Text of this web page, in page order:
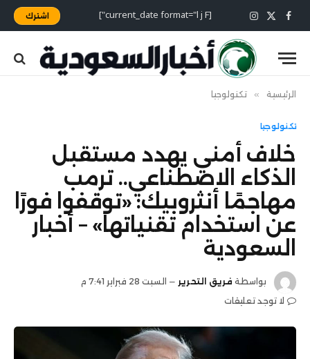
فيسبوك
X
(Twitter)
الانستغرام [current_date format="l j F"] اشترك
الرئيسية » تكنولوجيا
تكنولوجيا
خلاف أمني يهدد مستقبل
الذكاء الاصطناعي.. ترمب
مهاجمًا أنثروبيك: «توقفوا فورًا
عن استخدام تقنياتها» – أخبار
السعودية
بواسطة فريق التحرير
السبت 28 فبراير 7:41 م
لا توجد تعليقات